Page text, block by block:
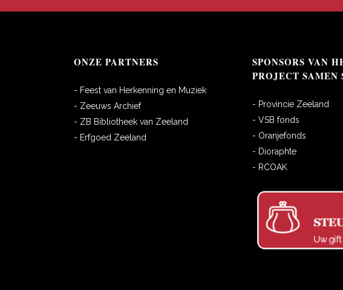
ONZE PARTNERS
- Feest van Herkenning en Muziek
- Zeeuws Archief
- ZB Bibliotheek van Zeeland
- Erfgoed Zeeland
SPONSORS VAN
PROJECT SAMEN
- Provincie Zeeland
- VSB fonds
- Oranjefonds
- Dioraphte
- RCOAK